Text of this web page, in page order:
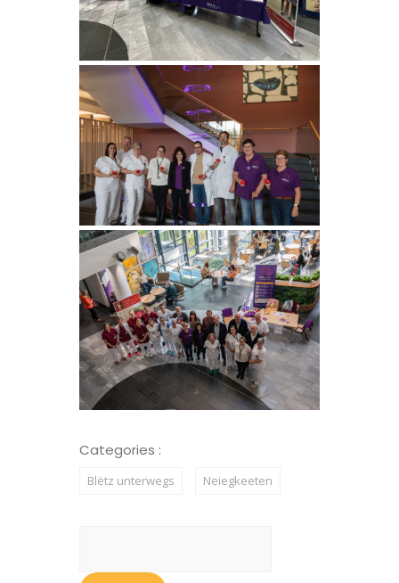
Categories :
Blëtz unterwegs Neiegkeeten